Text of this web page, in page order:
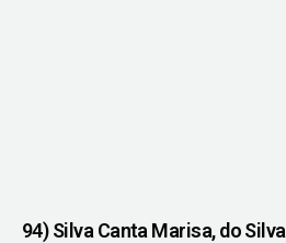
94) Silva Canta Marisa, do Silva